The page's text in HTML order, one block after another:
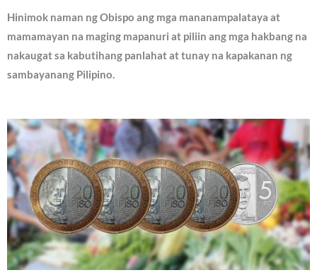
Hinimok naman ng Obispo ang mga mananampalataya at
mamamayan na maging mapanuri at piliin ang mga hakbang na
nakaugat sa kabutihang panlahat at tunay na kapakanan ng
sambayanang Pilipino.